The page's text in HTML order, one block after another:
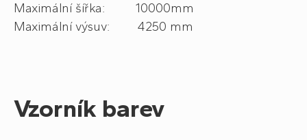
Maximální šířka: 10000mm
Maximální výsuv: 4250 mm
Vzorník barev